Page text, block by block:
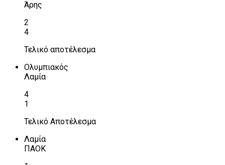
Άρης
2
4
Τελικό αποτέλεσμα
Ολυμπιακός
Λαμία
4
1
Τελικό Αποτέλεσμα
Λαμία
ΠΑΟΚ